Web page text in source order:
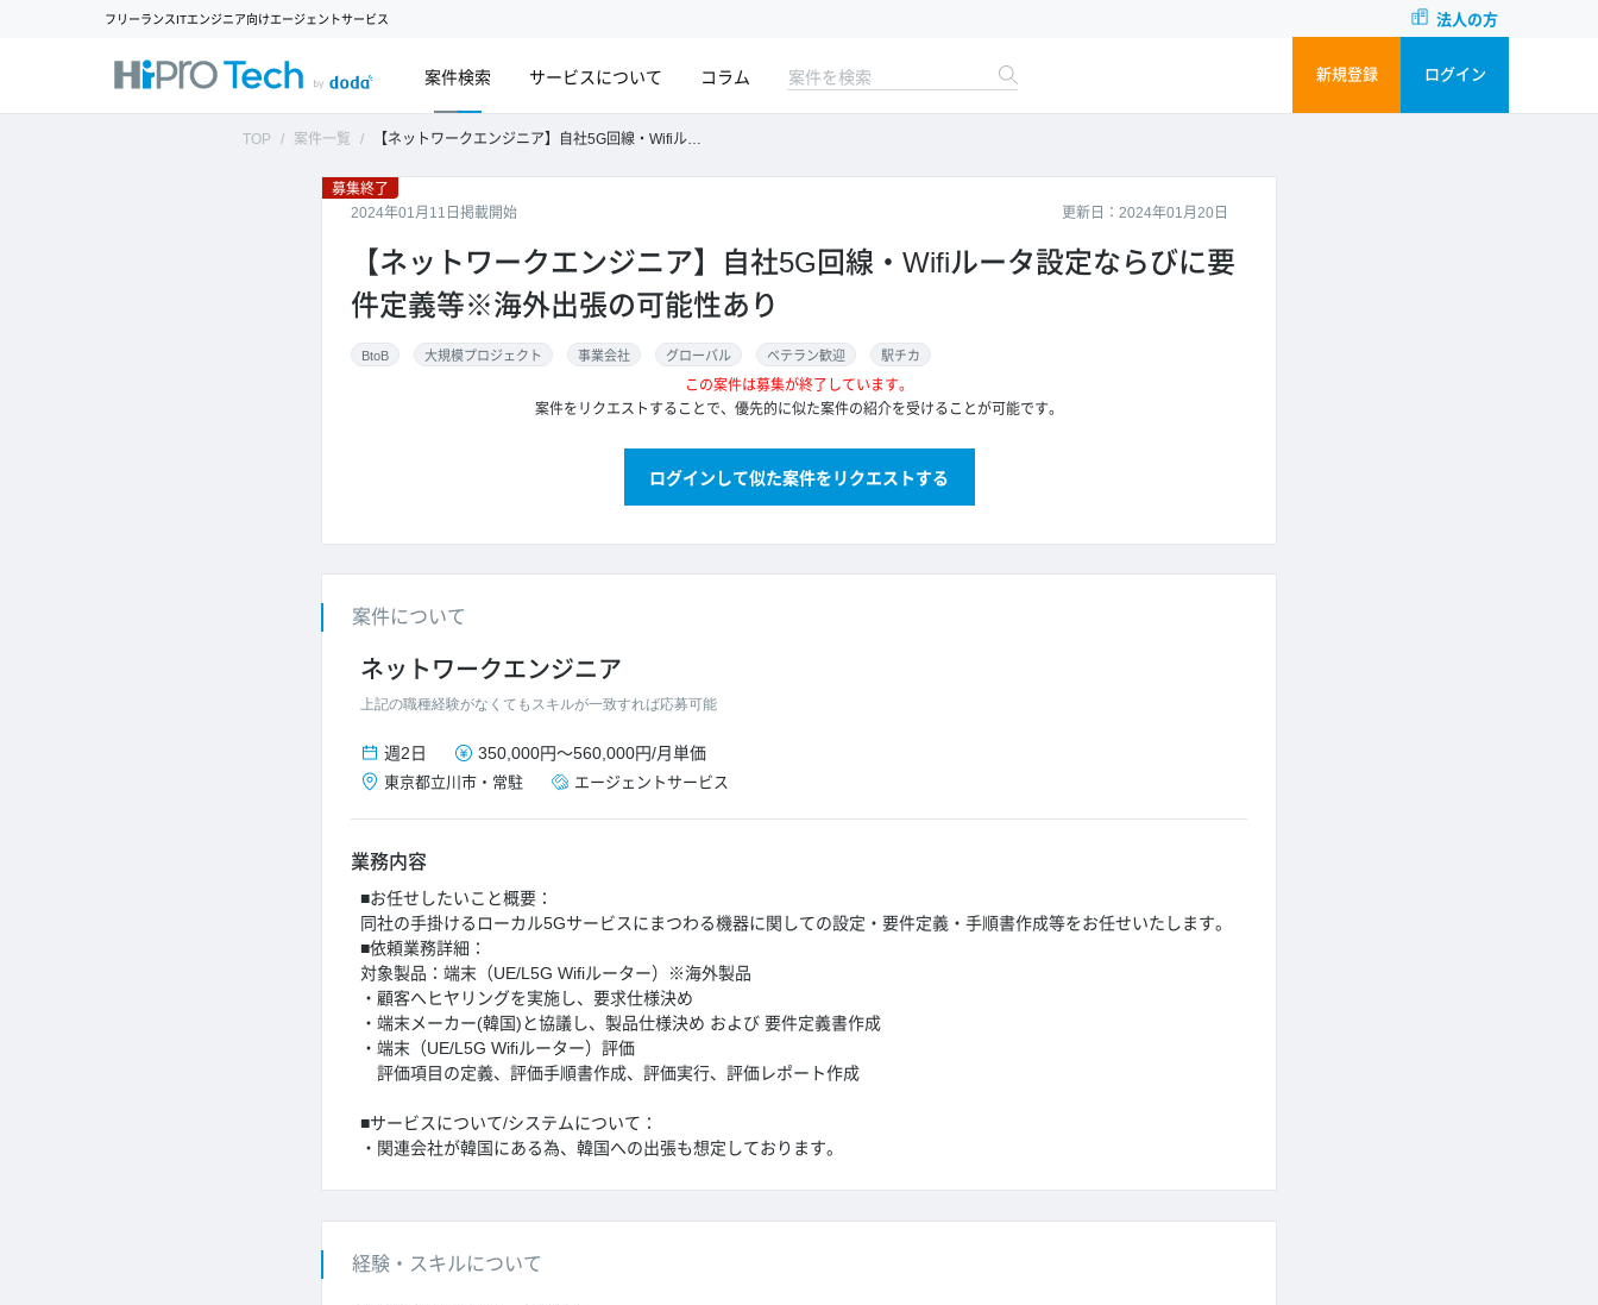
フリーランスITエンジニア向けエージェントサービス 法人の方
新規登録 ログイン
案件検索 サービスについて コラム
TOP 案件一覧 【ネットワークエンジニア】自社5G回線・Wifiルータ設定ならびに要件定義等※海外出張の可能性あり
更新日：2024年01月20日
募集終了
2024年01月11日掲載開始
【ネットワークエンジニア】自社5G回線・Wifiルータ設定ならびに要
件定義等※海外出張の可能性あり
BtoB 大規模プロジェクト 事業会社 グローバル ベテラン歓迎 駅チカ
この案件は募集が終了しています。
案件をリクエストすることで、優先的に似た案件の紹介を受けることが可能です。
ログインして似た案件をリクエストする
案件について
ネットワークエンジニア
上記の職種経験がなくてもスキルが一致すれば応募可能
週2日 350,000円～560,000円/月単価
東京都立川市 ・ 常駐 エージェントサービス
業務内容
■お任せしたいこと概要：
同社の手掛けるローカル5Gサービスにまつわる機器に関しての設定・要件定義・手順書作成等をお任せいたします。
■依頼業務詳細：
対象製品：端末（UE/L5G Wifiルーター）※海外製品
・顧客へヒヤリングを実施し、要求仕様決め
・端末メーカー(韓国)と協議し、製品仕様決め および 要件定義書作成
・端末（UE/L5G Wifiルーター）評価
評価項目の定義、評価手順書作成、評価実行、評価レポート作成
■サービスについて/システムについて：
・関連会社が韓国にある為、韓国への出張も想定しております。
経験・スキルについて